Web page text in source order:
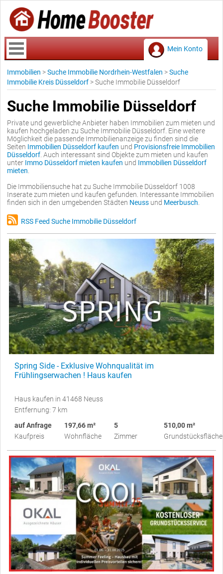
Mein Konto
Immobilien >Suche Immobilie Nordrhein-Westfalen >Suche
Immobilie Kreis Düsseldorf >Suche Immobilie Düsseldorf
Suche Immobilie Düsseldorf
Private und gewerbliche Anbieter haben Immobilien zum mieten und
kaufen hochgeladen zu Suche Immobilie Düsseldorf. Eine weitere
Möglichkeit die passende Immobilienanzeige zu finden sind die
Seiten Immobilien Düsseldorf kaufen und Provisionsfreie Immobilien
Düsseldorf . Auch interessant sind Objekte zum mieten und kaufen
unter Immo Düsseldorf mieten kaufen und Immobilien Düsseldorf
mieten
Die Immobiliensuche hat zu Suche Immobilie Düsseldorf 1008
Inserate zum mieten und kaufen gefunden. Interessante Immobilien
finden sich in den umgebenden Städten Neuss und Meerbusch
RSS Feed Suche Immobilie Düsseldorf
Spring Side - Exklusive Wohnqualität im
Frühlingserwachen ! Haus kaufen
Haus kaufen in 41468 Neuss
Entfernung: 7 km
auf Anfrage
Kaufpreis
197,66 m²
Wohnfläche
5
Zimmer
510,00 m²
Grundstücksfläche